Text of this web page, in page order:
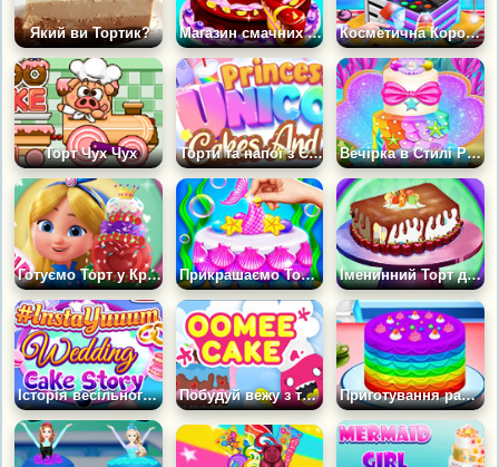
Який ви Тортик? Магазин смачних тортів Косметична Коробка для торта
Торт Чух Чух Торти та напої з Єдинорогами Вечірка в Стилі Русалок
Готуємо Торт у Країні Чудес Прикрашаємо Торт у Стилі Русалки Іменинний Торт для Мого Хлопця
Історія весільного торта для Інстаграм Побудуй вежу з тортів Приготування райдужного торта